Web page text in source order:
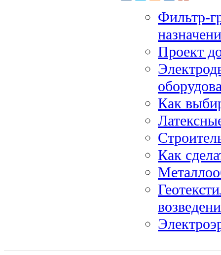
Фильтр-
Проект
Как
Как